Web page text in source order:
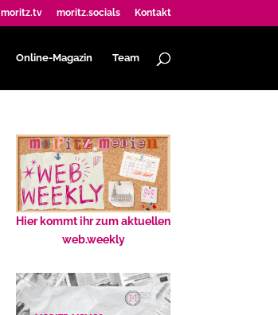
moritz.tv moritz.socials Kontakt
Online-Magazin Team
Hier kommt ihr zum aktuellen
web.weekly